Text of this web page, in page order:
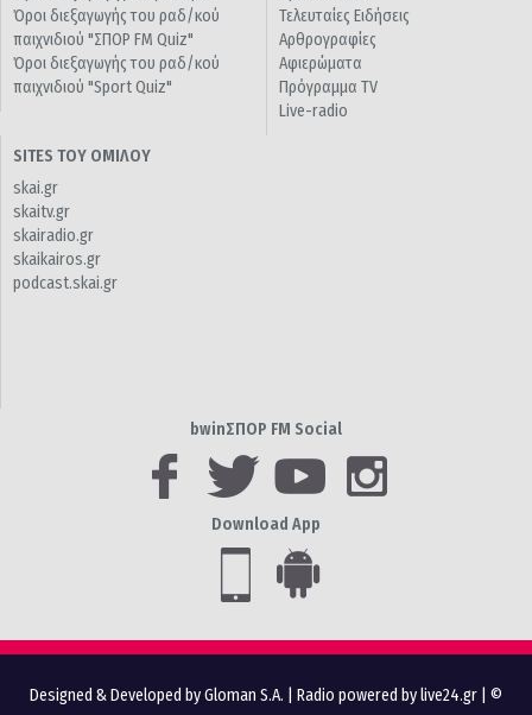
Όροι διεξαγωγής του ραδ/κού
παιχνιδιού "ΣΠΟΡ FM Quiz"
Όροι διεξαγωγής του ραδ/κού
παιχνιδιού "Sport Quiz"
Τελευταίες Ειδήσεις
Αρθρογραφίες
Αφιερώματα
Πρόγραμμα TV
Live-radio
SITES ΤΟΥ ΟΜΙΛΟΥ
skai.gr
skaitv.gr
skairadio.gr
skaikairos.gr
podcast.skai.gr
bwinΣΠΟΡ FM Social
Download App
Designed & Developed by Gloman S.A. Radio powered by live24.gr | ©